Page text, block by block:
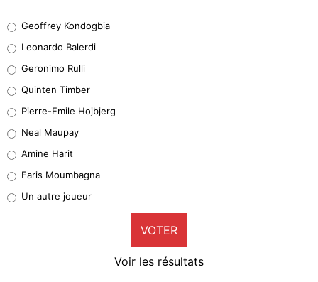
38%
32%
5%
1%
9%
Geoffrey Kondogbia
Leonardo Balerdi
Geronimo Rulli
Quinten Timber
Pierre-Emile Hojbjerg
Neal Maupay
Amine Harit
Faris Moumbagna
Un autre joueur
VOTER
Voir les résultats